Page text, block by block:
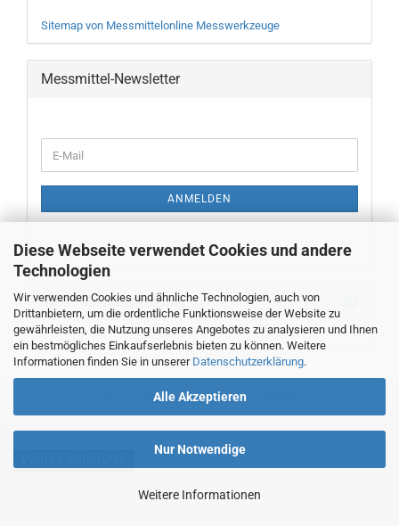
Diese Webseite verwendet Cookies und andere
Technologien
Wir verwenden Cookies und ähnliche Technologien, auch von
Drittanbietern, um die ordentliche Funktionsweise der Website zu
gewährleisten, die Nutzung unseres Angebotes zu analysieren und Ihnen
ein bestmögliches Einkaufserlebnis bieten zu können. Weitere
Informationen finden Sie in unserer Datenschutzerklärung.
Alle Akzeptieren
Nur Notwendige
Weitere Informationen
Sitemap von Messmittelonline Messwerkzeuge
Messmittel-Newsletter
ZUR
E-
Mail
ANMELDEN
Neue Messwerkzeuge
TEL. 00493382707470